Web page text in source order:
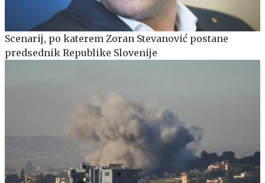
Scenarij, po katerem Zoran Stevanović postane
predsednik Republike Slovenije